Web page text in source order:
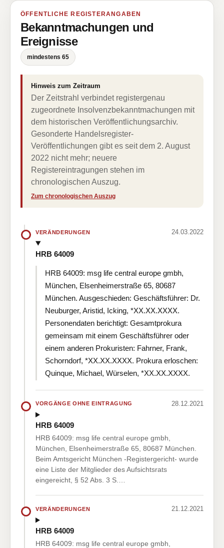
ÖFFENTLICHE REGISTERANGABEN
Bekanntmachungen und
Ereignisse
mindestens 65
Hinweis zum Zeitraum
Der Zeitstrahl verbindet registergenau
zugeordnete Insolvenzbekanntmachungen mit
dem historischen Veröffentlichungsarchiv.
Gesonderte Handelsregister-
Veröffentlichungen gibt es seit dem 2. August
2022 nicht mehr; neuere
Registereintragungen stehen im
chronologischen Auszug.
Zum chronologischen Auszug
VERÄNDERUNGEN 24.03.2022
HRB 64009
HRB 64009: msg life central europe gmbh,
München, Elsenheimerstraße 65, 80687
München. Ausgeschieden: Geschäftsführer: Dr.
Neuburger, Aristid, Icking, *XX.XX.XXXX.
Personendaten berichtigt: Gesamtprokura
gemeinsam mit einem Geschäftsführer oder
einem anderen Prokuristen: Fahrner, Frank,
Schorndorf, *XX.XX.XXXX. Prokura erloschen:
Quinque, Michael, Würselen, *XX.XX.XXXX.
VORGÄNGE OHNE EINTRAGUNG 28.12.2021
HRB 64009
HRB 64009: msg life central europe gmbh,
München, Elsenheimerstraße 65, 80687 München.
Beim Amtsgericht München -Registergericht- wurde
eine Liste der Mitglieder des Aufsichtsrats
eingereicht, § 52 Abs. 3 S.…
VERÄNDERUNGEN 21.12.2021
HRB 64009
HRB 64009: msg life central europe gmbh,